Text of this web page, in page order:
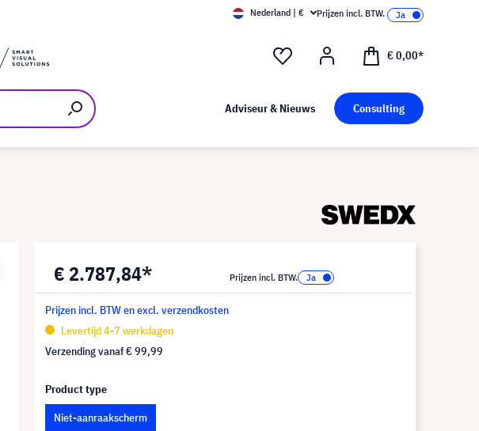
Nederland | € Prijzen incl. BTW.
€ 0,00*
Adviseur & Nieuws Consulting
€ 2.787,84* Prijzen incl. BTW.
Prijzen incl. BTW en excl. verzendkosten
Levertijd 4-7 werkdagen
Verzending vanaf€ 99,99
Product type
Niet-aanraakscherm